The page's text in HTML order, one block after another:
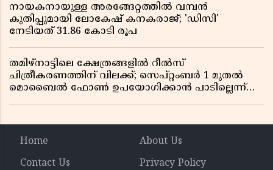
നായകനായുള്ള അരങ്ങേറ്റത്തിൽ വമ്പൻ
കുതിപ്പുമായി ലോകേഷ് കനകരാജ്; 'ഡിസി'
നേടിയത് 31.86 കോടി രൂപ
തമിഴ്‌നാട്ടിലെ ക്ഷേത്രങ്ങളിൽ റീൽസ്
ചിത്രീകരണത്തിന് വിലക്ക്; സെപ്റ്റംബർ 1 മുതൽ
മൊബൈൽ ഫോൺ ഉപയോഗിക്കാൻ പാടില്ലെന്ന്
Home
About Us
Contact Us
Privacy Policy